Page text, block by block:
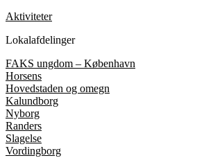
Aktiviteter
Lokalafdelinger
FAKS ungdom – København
Horsens
Hovedstaden og omegn
Kalundborg
Nyborg
Randers
Slagelse
Vordingborg